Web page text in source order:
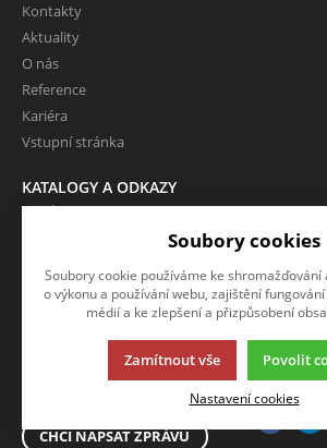
Kontakty
Aktuality
O nás
Reference
Kariéra
Vstupní stránka
KATALOGY A ODKAZY
Katalogy
NAPIŠTE NÁM
Chcete nám něco sdělit o našich
produktech nebo e-shopu?
Neváhejte napsat.
CHCI NAPSAT ZPRÁVU
Sledujte
sítích, ať
Soubory cookies
Soubory cookie používáme ke
o výkonu a používání webu, zajištění
médií a ke zlepšení a přizpůsobení
Zamítnout vše Povolit
Nastavení cookies